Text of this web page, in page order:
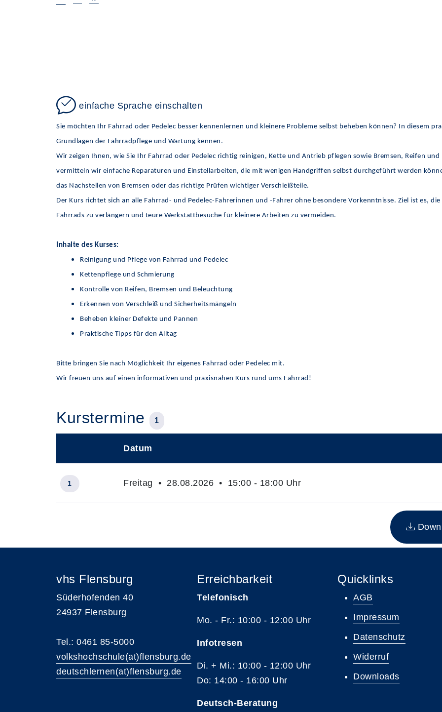
einfache Sprache einschalten
Sie möchten Ihr Fahrrad oder Pedelec besser kennenlernen und kleinere Probleme selbst beheben können? In diesem
Grundlagen der Fahrradpflege und Wartung kennen.
Wir zeigen Ihnen, wie Sie Ihr Fahrrad oder Pedelec richtig reinigen, Kette und Antrieb pflegen sowie Bremsen, Reifen
vermitteln wir einfache Reparaturen und Einstellarbeiten, die mit wenigen Handgriffen selbst durchgeführt werden
das Nachstellen von Bremsen oder das richtige Prüfen wichtiger Verschleißteile.
Der Kurs richtet sich an alle Fahrrad- und Pedelec-Fahrerinnen und -Fahrer ohne besondere Vorkenntnisse. Ziel ist es,
Fahrrads zu verlängern und teure Werkstattbesuche für kleinere Arbeiten zu vermeiden.
Inhalte des Kurses:
Reinigung und Pflege von Fahrrad und Pedelec
Kettenpflege und Schmierung
Kontrolle von Reifen, Bremsen und Beleuchtung
Erkennen von Verschleiß und Sicherheitsmängeln
Beheben kleiner Defekte und Pannen
Praktische Tipps für den Alltag
Bitte bringen Sie nach Möglichkeit Ihr eigenes Fahrrad oder Pedelec mit.
Wir freuen uns auf einen informativen und praxisnahen Kurs rund ums Fahrrad!
Kurstermine 1
Datum
1 Freitag • 28.08.2026 • 15:00 - 18:00 Uhr
vhs Flensburg
Süderhofenden 40
24937 Flensburg
Tel.: 0461 85-5000
volkshochschule(at)flensburg.de
deutschlernen(at)flensburg.de
Erreichbarkeit
Telefonisch
Mo. - Fr.: 10:00 - 12:00 Uhr
Infotresen
Di. + Mi.: 10:00 - 12:00 Uhr
Do: 14:00 - 16:00 Uhr
Deutsch-Beratung
Quicklinks
AGB
Impressum
Datenschutz
Widerruf
Downloads